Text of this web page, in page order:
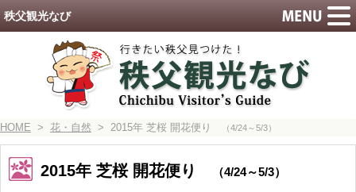
HOME > 花・自然 > 2015年 芝桜 開花便り （4/24～5/3）
2015年 芝桜 開花便り （4/24～5/3）
秩父観光なび